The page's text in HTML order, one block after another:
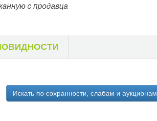
с продавца
Искать по сохранности, слабам и аукционам